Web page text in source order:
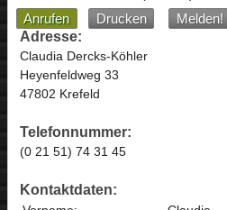
Anrufen Drucken Melden!
Adresse:
Claudia Dercks-Köhler
Heyenfeldweg 33
47802 Krefeld
Telefonnummer:
(0 21 51) 74 31 45
Kontaktdaten: